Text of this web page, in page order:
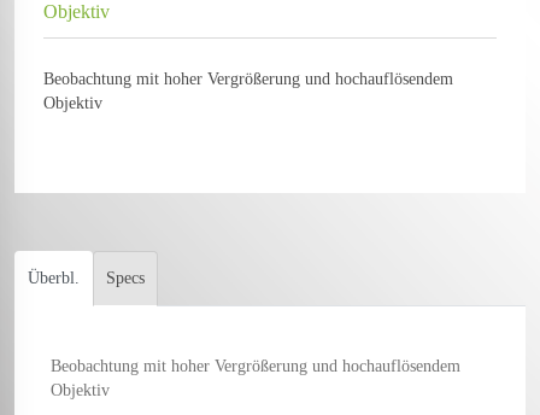
Objektiv
Beobachtung mit hoher Vergrößerung und hochauflösendem
Objektiv
Überbl. Specs
Beobachtung mit hoher Vergrößerung und hochauflösendem
Objektiv